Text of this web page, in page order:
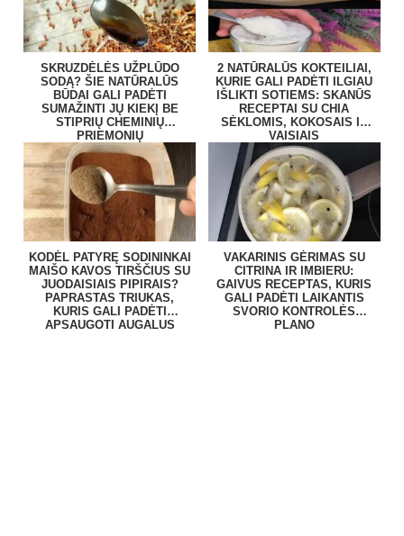
SKRUZDĖLĖS UŽPLŪDO
SODĄ? ŠIE NATŪRALŪS
BŪDAI GALI PADĖTI
SUMAŽINTI JŲ KIEKĮ BE
STIPRIŲ CHEMINIŲ
PRIEMONIŲ
2 NATŪRALŪS KOKTEILIAI,
KURIE GALI PADĖTI ILGIAU
IŠLIKTI SOTIEMS: SKANŪS
RECEPTAI SU CHIA
SĖKLOMIS, KOKOSAIS IR
VAISIAIS
KODĖL PATYRĘ SODININKAI
MAIŠO KAVOS TIRŠČIUS SU
JUODAISIAIS PIPIRAIS?
PAPRASTAS TRIUKAS,
KURIS GALI PADĖTI
APSAUGOTI AUGALUS
VAKARINIS GĖRIMAS SU
CITRINA IR IMBIERU:
GAIVUS RECEPTAS, KURIS
GALI PADĖTI LAIKANTIS
SVORIO KONTROLĖS
PLANO